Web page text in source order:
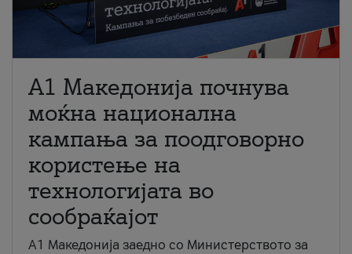
A1 Македонија почнува
моќна национална
кампања за поодговорно
користење на
технологијата во
сообраќајот
A1 Македонија заедно со Министерството за